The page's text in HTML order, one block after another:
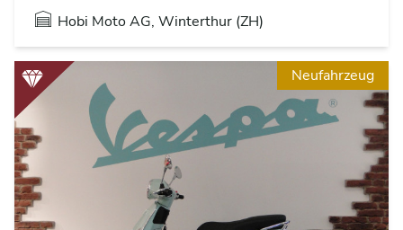
Hobi Moto AG, Winterthur (ZH)
Neufahrzeug